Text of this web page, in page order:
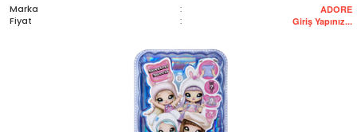
Marka
: ADORE
Fiyat : Giriş Yapınız...